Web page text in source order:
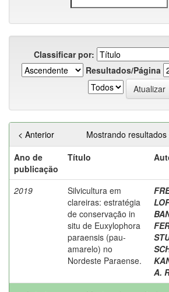
Classificar por:
Resultados/Página
Mostrando
< Anterior
Ano de
publicação
Título
2019
Silvicultura em
clareiras: estratégia
de conservação in
situ de Euxylophora
paraensis (pau-
amarelo) no
Nordeste Paraense.
A.